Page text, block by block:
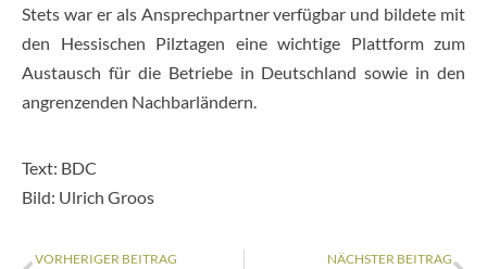
Stets war er als Ansprechpartner verfügbar und bildete mit
den Hessischen Pilztagen eine wichtige Plattform zum
Austausch für die Betriebe in Deutschland sowie in den
angrenzenden Nachbarländern.
Text: BDC
Bild: Ulrich Groos
VORHERIGER BEITRAG NÄCHSTER BEITRAG